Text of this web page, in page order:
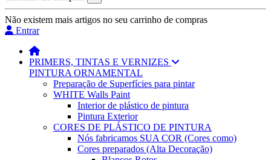
Não existem mais artigos no seu carrinho de compras
Entrar
PRIMERS, TINTAS E VERNIZES
PINTURA ORNAMENTAL
Preparação de Superfícies para pintar
WHITE Walls Paint
Interior de plástico de pintura
Pintura Exterior
CORES DE PLÁSTICO DE PINTURA
Nós fabricamos SUA COR (Cores como)
Cores preparados (Alta Decoração)